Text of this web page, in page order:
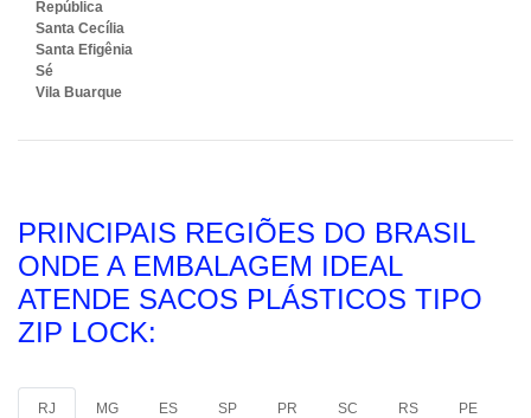
República
Santa Cecília
Santa Efigênia
Sé
Vila Buarque
PRINCIPAIS REGIÕES DO BRASIL
ONDE A EMBALAGEM IDEAL
ATENDE SACOS PLÁSTICOS TIPO
ZIP LOCK:
RJ MG ES SP PR SC RS PE